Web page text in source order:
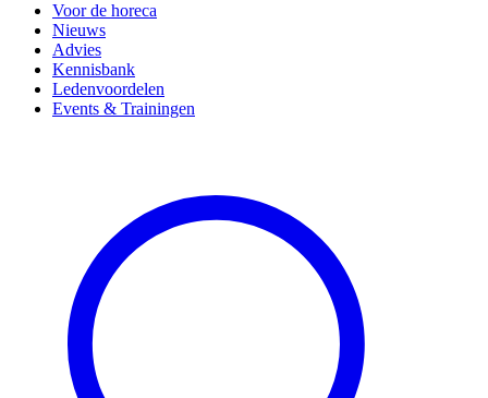
Voor de horeca
Nieuws
Advies
Kennisbank
Ledenvoordelen
Events & Trainingen